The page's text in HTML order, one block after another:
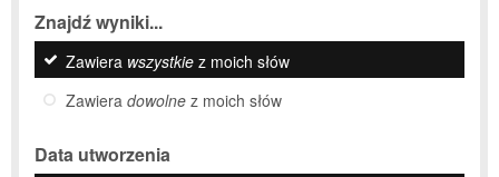
Znajdź wyniki...
Zawiera wszystkie z moich słów
Zawiera dowolne z moich słów
Data utworzenia